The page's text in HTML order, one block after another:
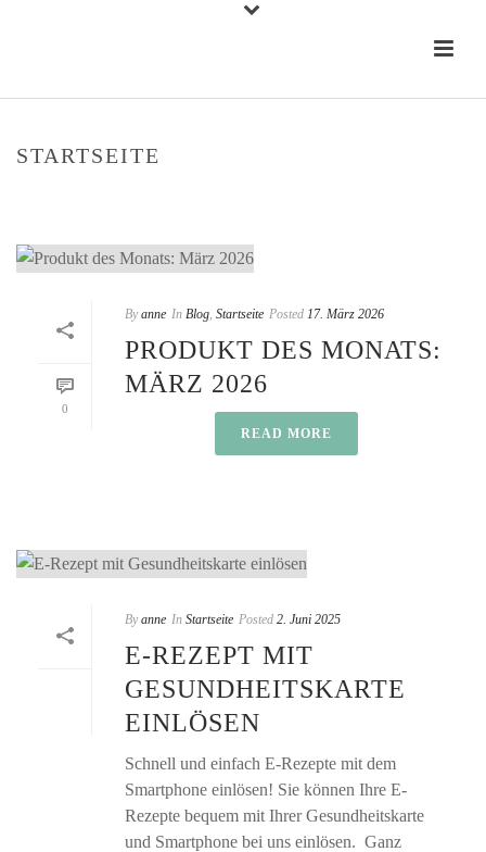
STARTSEITE
0
By anne In Blog, Startseite Posted 17. März 2026
PRODUKT DES MONATS:
MÄRZ 2026
READ MORE
By anne In Startseite Posted 2. Juni 2025
E-REZEPT MIT
GESUNDHEITSKARTE
EINLÖSEN
Schnell und einfach E-Rezepte mit dem
Smartphone einlösen! Sie können Ihre E-
Rezepte bequem mit Ihrer Gesundheitskarte
und Smartphone bei uns einlösen. Ganz